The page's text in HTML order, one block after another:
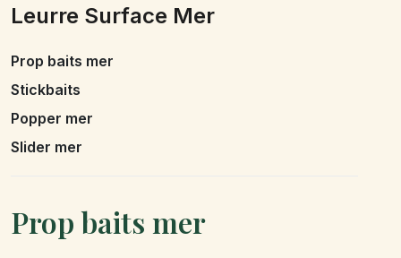
Leurre Surface Mer
Prop baits mer
Stickbaits
Popper mer
Slider mer
Prop baits mer